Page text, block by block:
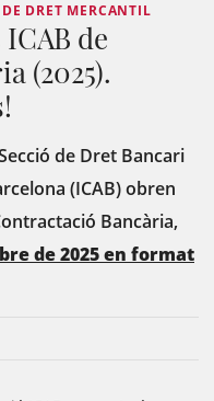
DRET MERCANTIL
de
(2025).
de Dret Bancari
(ICAB) obren
Bancària,
de 2025 en format